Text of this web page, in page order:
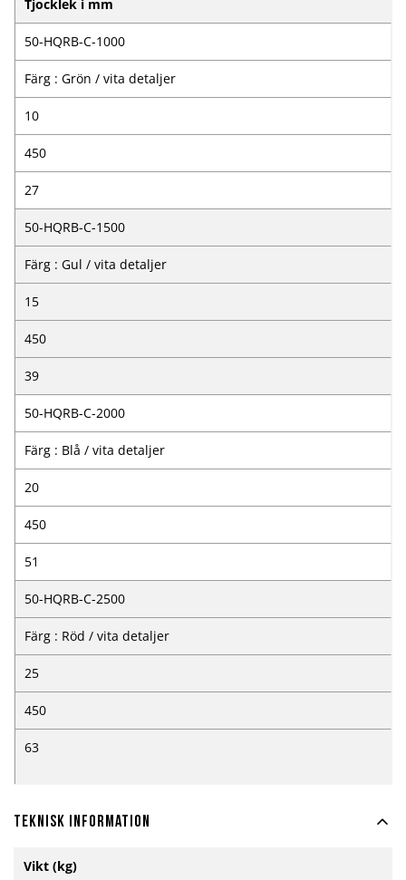
Tjocklek i mm
50-HQRB-C-1000
Färg : Grön / vita detaljer
10
450
27
50-HQRB-C-1500
Färg : Gul / vita detaljer
15
450
39
50-HQRB-C-2000
Färg : Blå / vita detaljer
20
450
51
50-HQRB-C-2500
Färg : Röd / vita detaljer
25
450
63
Teknisk information
information
Vikt (kg)